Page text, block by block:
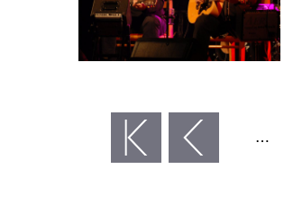
‹ předchozí …